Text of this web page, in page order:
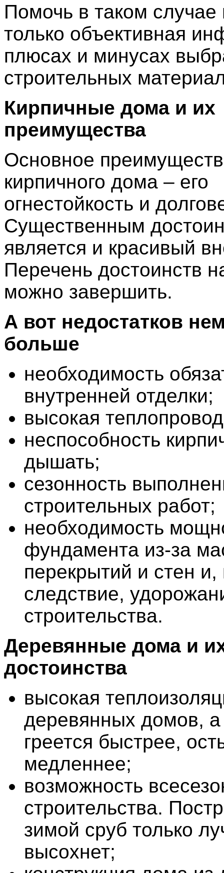
Помочь в таком
только объективная
плюсах и минусах
строительных
Кирпичные дома и их
преимущества
Основное
кирпичного дома – его
огнестойкость и
Существенным
является и красивый
Перечень достоинств
можно завершить.
А вот недостатков
больше
необходимость
внутренней отделки;
высокая
неспособность
дышать;
сезонность
строительных работ;
необходимость
фундамента из-за
перекрытий и стен и,
следствие,
строительства.
Деревянные дома и
достоинства
высокая
деревянных домов, а
греется быстрее,
медленнее;
возможность
строительства.
зимой сруб только
высохнет;